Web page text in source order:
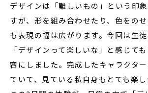
デザインは「難しいもの」という印
すが、形を組み合わせたり、色をの
も表現の幅は広がります。今回は生徒
「デザインって楽しいな」と感じて
容にしました。完成したキャラクタ
ていて、見ている私自身もとても楽し